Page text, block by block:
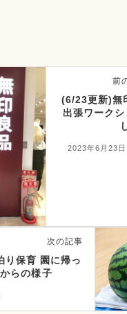
前
(6/23更新)無
出張ワーク
2023年6月23日
次の記事
り保育 園に帰っ
らの様子